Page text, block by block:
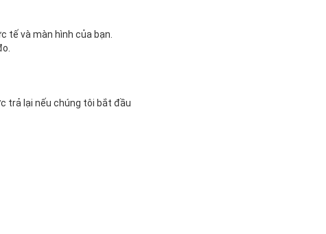
tế và màn hình của bạn.
trả lại nếu chúng tôi bắt đầu